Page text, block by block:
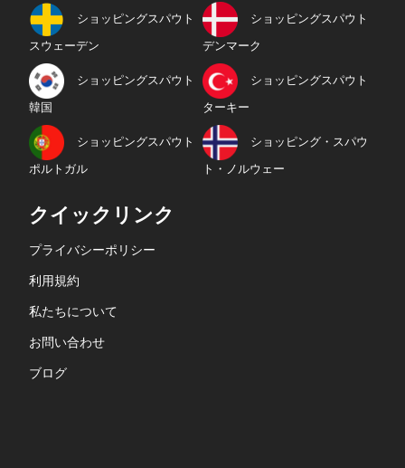
ショッピングスパウト
スウェーデン
ショッピングスパウト
デンマーク
ショッピングスパウト
韓国
ショッピングスパウト
ターキー
ショッピングスパウト
ポルトガル
ショッピング・スパウ
ト・ノルウェー
クイックリンク
プライバシーポリシー
利用規約
私たちについて
お問い合わせ
ブログ